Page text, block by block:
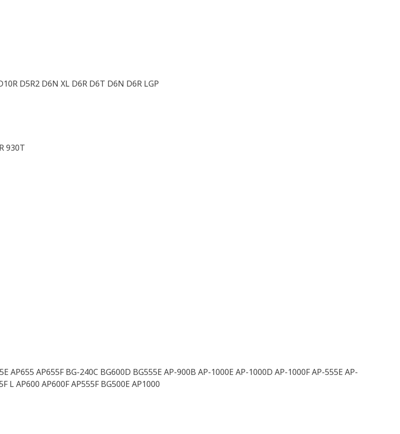
D5R2 D6N XL D6R D6T D6N D6R LGP
930T
AP655 AP655F BG-240C BG600D BG555E AP-900B AP-1000E AP-1000D AP-1000F AP-555E AP-
L AP600 AP600F AP555F BG500E AP1000